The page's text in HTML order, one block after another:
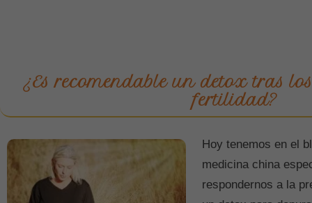
¿Es recomendable un detox tras
fertilidad?
Hoy tenemos en el
medicina china
respondernos a la